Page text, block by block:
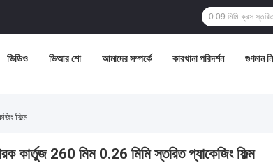
ভিডিও ভিআর শো আমাদের সম্পর্কে কারখানা পরিদর্শন গুণমান
ফিল্ম
কার্তুজ 260 মিম 0.26 মিমি স্তরিত প্যাকেজিং ফিল্ম